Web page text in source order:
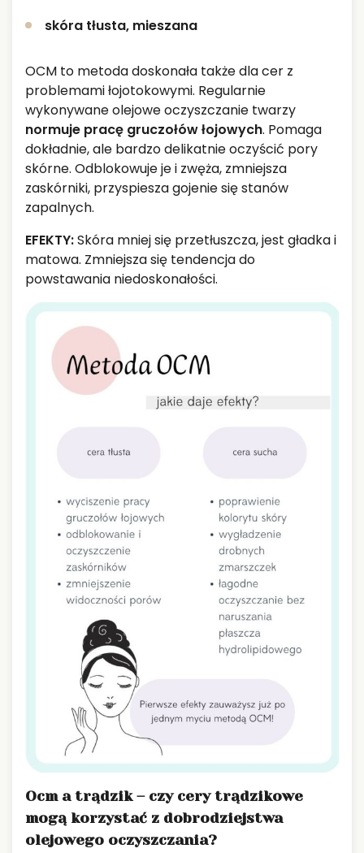
skóra tłusta, mieszana
OCM to metoda doskonała także dla cer z
problemami łojotokowymi. Regularnie
wykonywane olejowe oczyszczanie twarzy
normuje pracę gruczołów łojowych. Pomaga
dokładnie, ale bardzo delikatnie oczyścić pory
skórne. Odblokowuje je i zwęża, zmniejsza
zaskórniki, przyspiesza gojenie się stanów
zapalnych.
EFEKTY:Skóra mniej się przetłuszcza, jest gładka i
matowa. Zmniejsza się tendencja do
powstawania niedoskonałości.
Ocm a trądzik – czy cery trądzikowe
mogą korzystać z dobrodziejstwa
olejowego oczyszczania?